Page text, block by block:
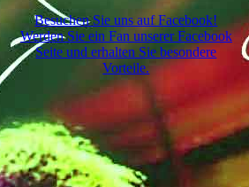
Besuchen Sie uns auf Facebook!
Werden Sie ein Fan unserer Facebook
Seite und erhalten Sie besondere
Vorteile.